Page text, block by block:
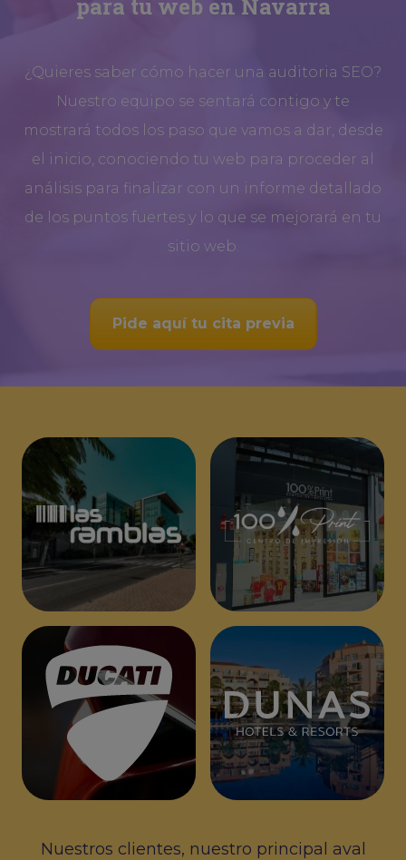
para tu web en Navarra
¿Quieres saber cómo hacer una auditoria SEO?
Nuestro equipo se sentará contigo y te
mostrará todos los paso que vamos a dar, desde
el inicio, conociendo tu web para proceder al
análisis para finalizar con un informe detallado
de los puntos fuertes y lo que se mejorará en tu
sitio web.
Pide aquí tu cita previa
Nuestros clientes, nuestro principal aval